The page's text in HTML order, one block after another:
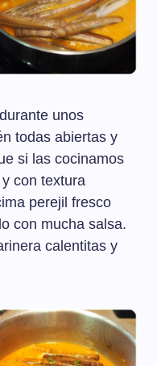
unos
todas abiertas y
si las cocinamos
con textura
perejil fresco
con mucha salsa.
calentitas y